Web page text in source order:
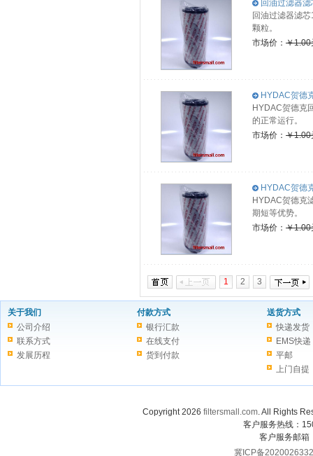
回油过滤器
回油过滤器滤
颗粒。
市场价： ￥1.00
HYDAC贺德
HYDAC贺德克
的正常运行。
市场价： ￥1.00
HYDAC贺德
HYDAC贺德克
期短等优势。
市场价： ￥1.00
1 2 3
关于我们
公司介绍
联系方式
发展历程
付款方式
银行汇款
在线支付
货到付款
送货方式
快递发货
EMS快递
平邮
上门自提
Copyright 2026 filtersmall.com. All Rights
客户服务热线：
客户服务邮箱
冀ICP备